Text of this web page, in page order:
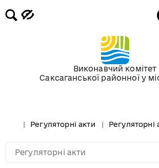
Виконавчий комітет
Саксаганської районної у
Регуляторні акти Регуляторні
Регуляторні акти
Регуляторні акти за